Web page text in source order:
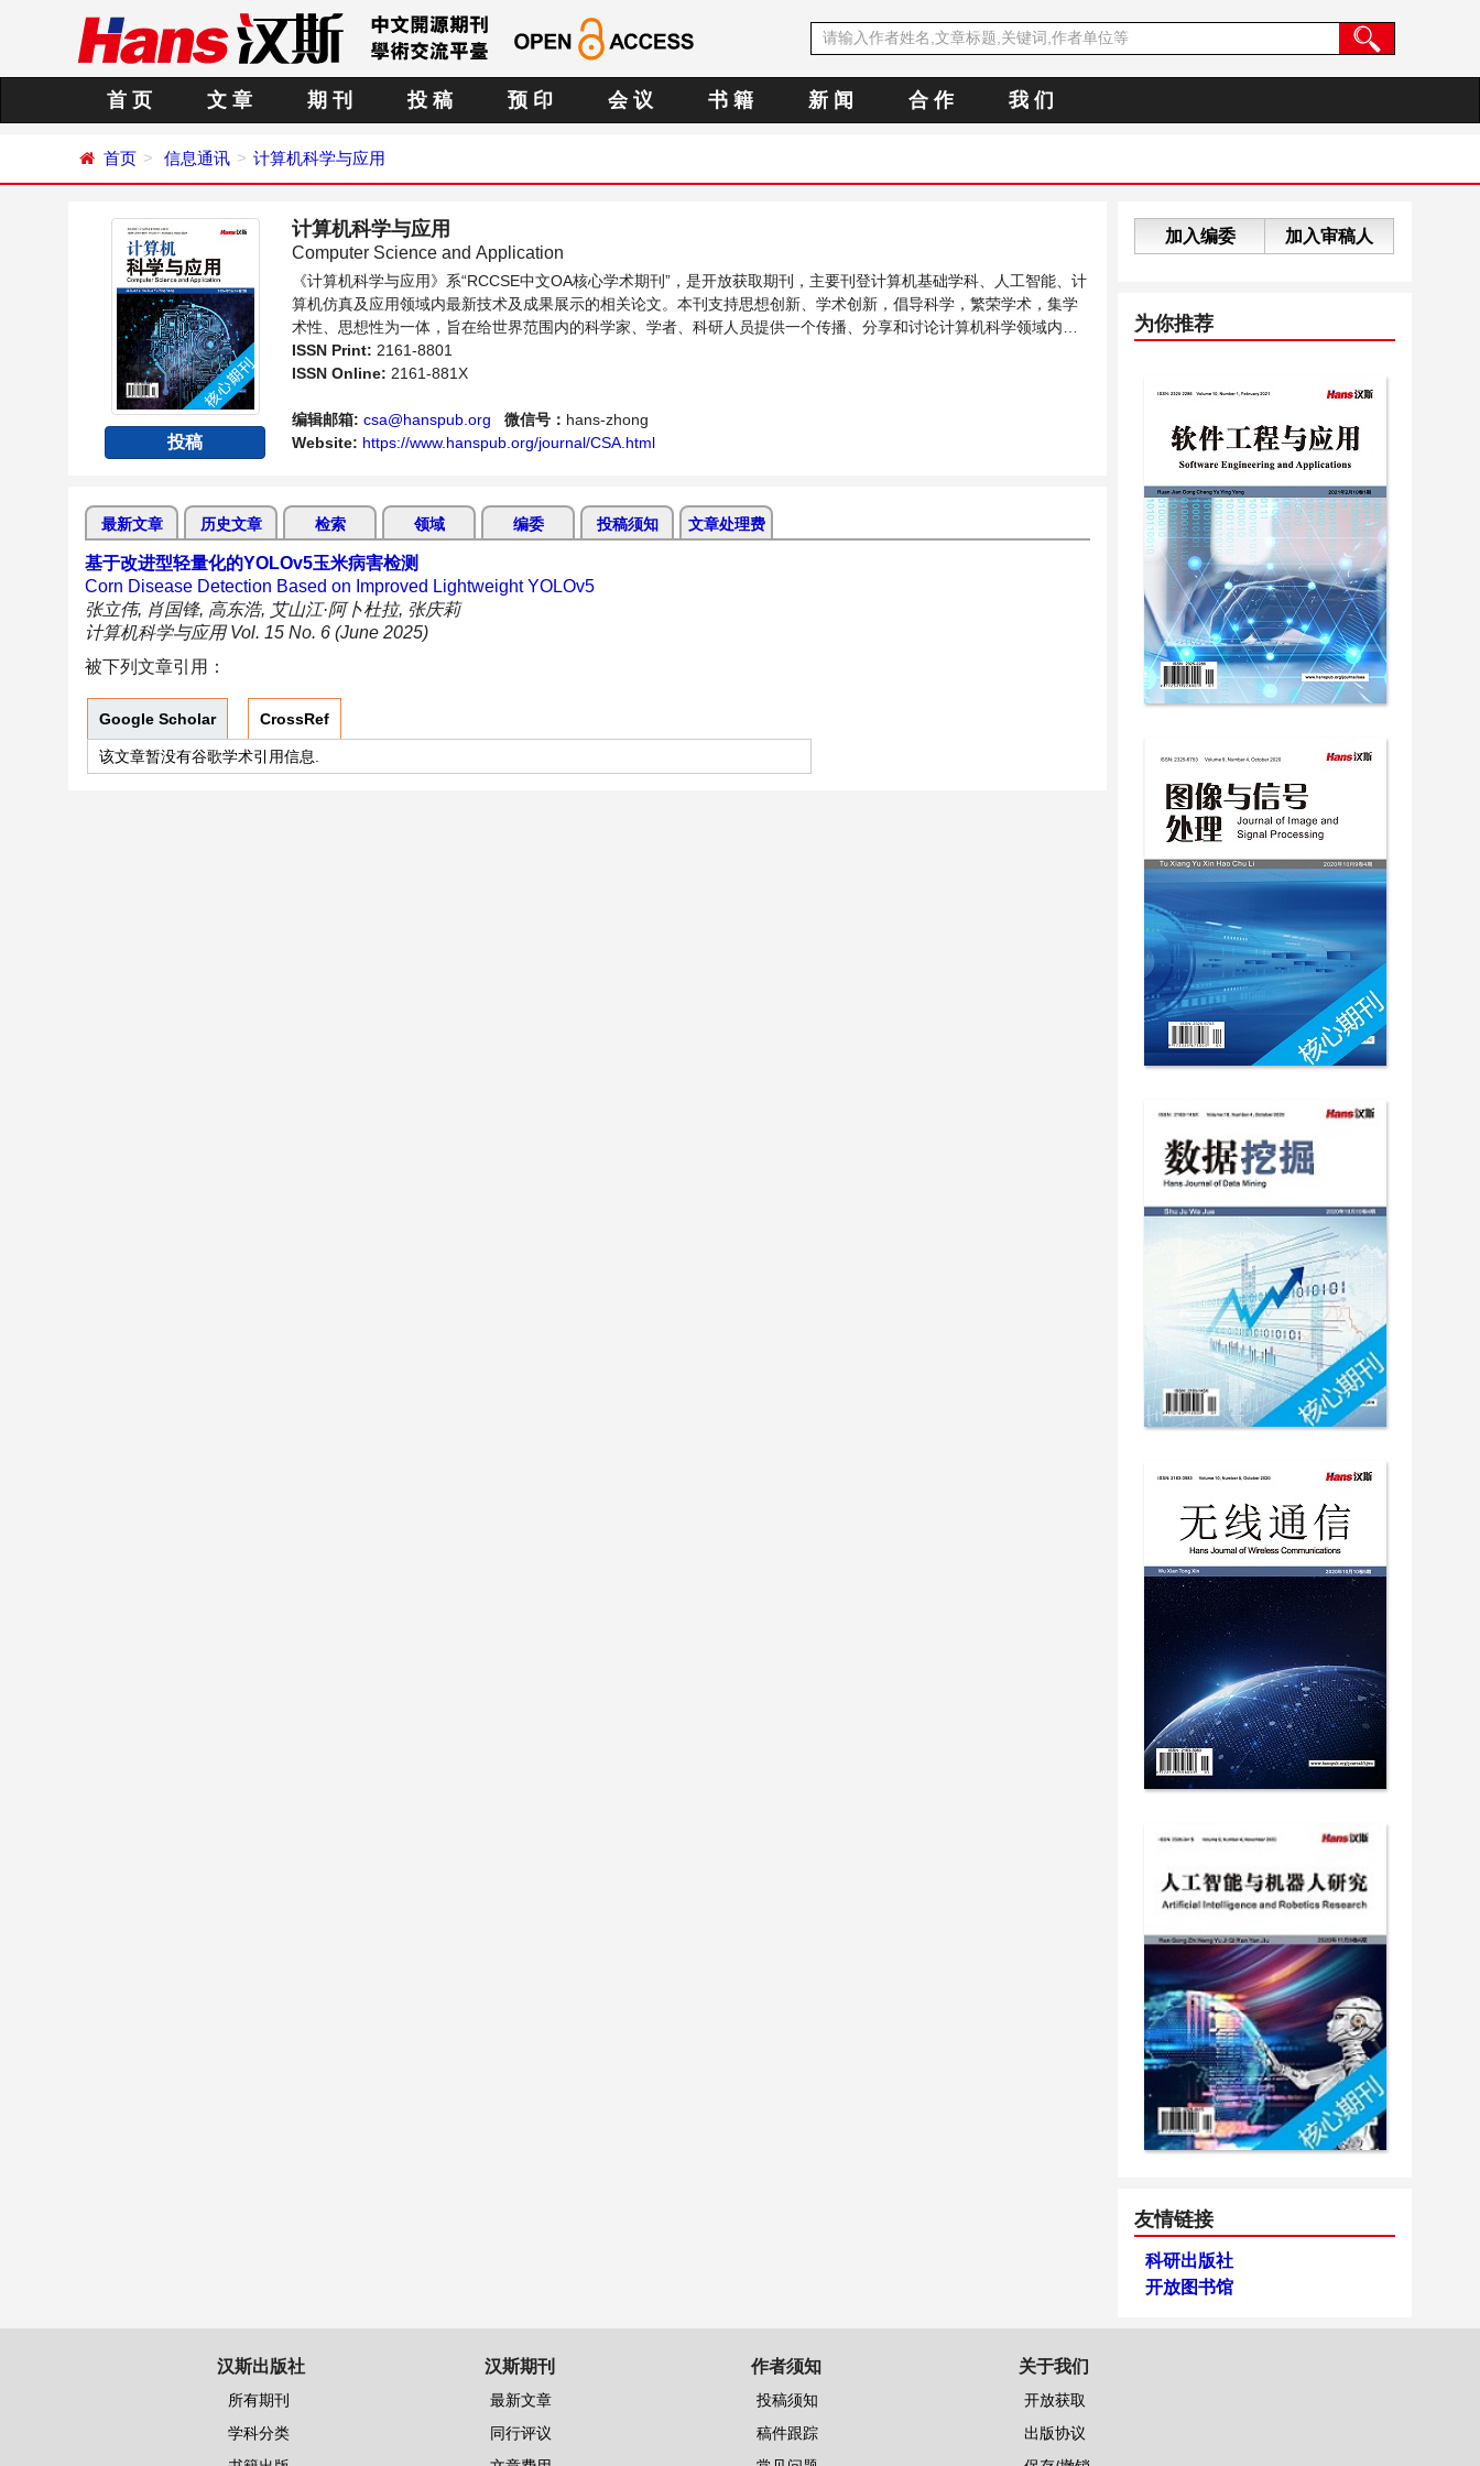
首 页 文 章 期 刊 投 稿 预 印 会 议 书 籍 新 闻 合 作 我 们
首页 信息通讯 计算机科学与应用
投稿
计算机科学与应用
Computer Science and Application
《计算机科学与应用》系“RCCSE中文OA核心学术期刊”，是开放获取期刊，主要刊登计算机基础学科、人工智能、计
算机仿真及应用领域内最新技术及成果展示的相关论文。本刊支持思想创新、学术创新，倡导科学，繁荣学术，集学
术性、思想性为一体，旨在给世界范围内的科学家、学者、科研人员提供一个传播、分享和讨论计算机科学领域内不
同方向问题与发展的交流平台。
ISSN Print: 2161-8801
ISSN Online: 2161-881X
编辑邮箱: csa@hanspub.org 微信号： hans-zhong
Website: https://www.hanspub.org/journal/CSA.html
最新文章 历史文章 检索 领域 编委 投稿须知 文章处理费
基于改进型轻量化的YOLOv5玉米病害检测
Corn Disease Detection Based on Improved Lightweight YOLOv5
张立伟, 肖国锋, 高东浩, 艾山江·阿卜杜拉, 张庆莉
计算机科学与应用 Vol. 15 No. 6 (June 2025)
被下列文章引用：
Google Scholar CrossRef
该文章暂没有谷歌学术引用信息.
加入编委 加入审稿人
为你推荐
友情链接
科研出版社
开放图书馆
汉斯出版社
所有期刊
学科分类
汉斯期刊
最新文章
同行评议
作者须知
投稿须知
稿件跟踪
关于我们
开放获取
出版协议